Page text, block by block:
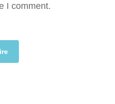
I comment.